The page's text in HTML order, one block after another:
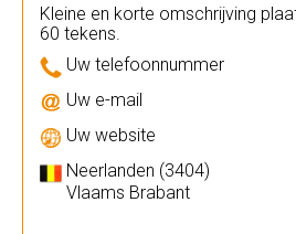
Kleine en korte omschrijving
60 tekens.
Uw telefoonnummer
Uw e-mail
Uw website
Neerlanden (3404)
Vlaams Brabant